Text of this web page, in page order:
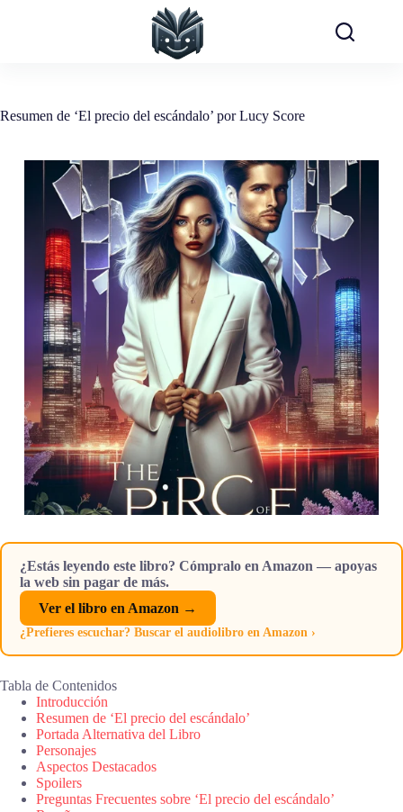
Resumen de ‘El precio del escándalo’ por Lucy Score
¿Estás leyendo este libro? Cómpralo en Amazon — apoyas
la web sin pagar de más.
Ver el libro en Amazon →
¿Prefieres escuchar? Buscar el audiolibro en Amazon ›
Tabla de Contenidos
Introducción
Resumen de ‘El precio del escándalo’
Portada Alternativa del Libro
Personajes
Aspectos Destacados
Spoilers
Preguntas Frecuentes sobre ‘El precio del escándalo’